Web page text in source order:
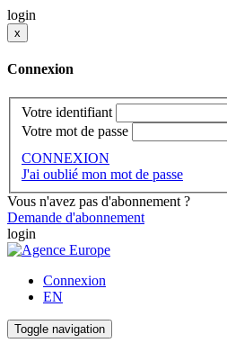
login
x
Connexion
Votre identifiant
Votre mot de passe
CONNEXION
J'ai oublié mon mot de passe
Vous n'avez pas d'abonnement ?
Demande d'abonnement
login
Connexion
EN
Toggle navigation